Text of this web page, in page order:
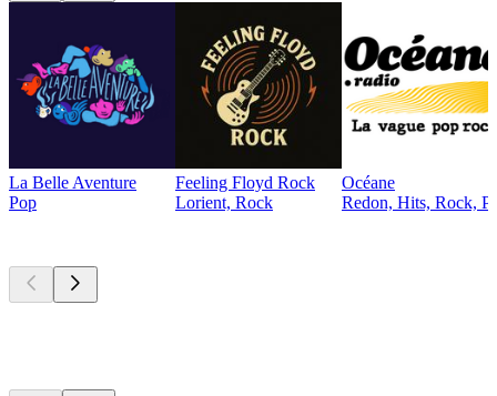
La Belle Aventure
Pop
Feeling Floyd Rock
Lorient, Rock
Océane
Redon, Hits, Rock,